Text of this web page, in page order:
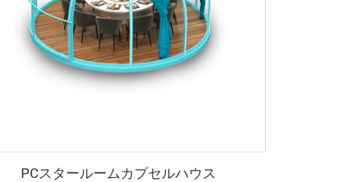
PCスタールームカプセルハウス